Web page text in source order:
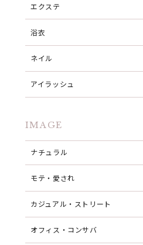
エクステ
浴衣
ネイル
アイラッシュ
IMAGE
ナチュラル
モテ・愛され
カジュアル・ストリート
オフィス・コンサバ